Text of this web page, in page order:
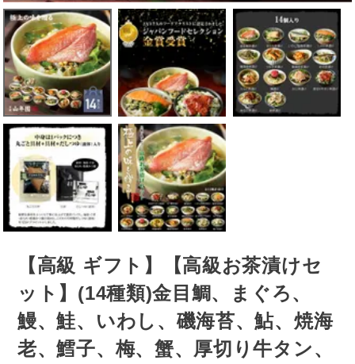
【高級 ギフト】【高級お茶漬けセ
ット】(14種類)金目鯛、まぐろ、
鰻、鮭、いわし、磯海苔、鮎、焼海
老、鱈子、梅、蟹、厚切り牛タン、